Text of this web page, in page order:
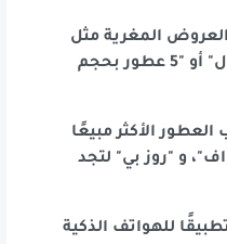
المغرية مثل
"اشترِ أي 3 عطور بـ 199 ريال" أو "5 عطور بحجم
الأكثر مبيعًا
و "روز بي" لتجد
للهواتف الذكية